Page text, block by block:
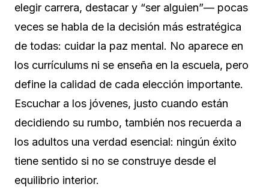
elegir carrera, destacar y “ser alguien”— pocas
veces se habla de la decisión más estratégica
de todas: cuidar la paz mental. No aparece en
los currículums ni se enseña en la escuela, pero
define la calidad de cada elección importante.
Escuchar a los jóvenes, justo cuando están
decidiendo su rumbo, también nos recuerda a
los adultos una verdad esencial: ningún éxito
tiene sentido si no se construye desde el
equilibrio interior.